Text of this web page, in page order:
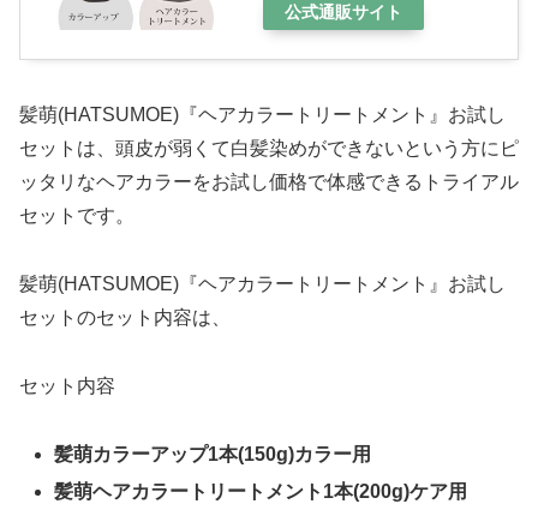
公式通販サイト
髪萌(HATSUMOE)『ヘアカラートリートメント』お試し
セットは、頭皮が弱くて白髪染めができないという方にピ
ッタリなヘアカラーをお試し価格で体感できるトライアル
セットです。
髪萌(HATSUMOE)『ヘアカラートリートメント』お試し
セットのセット内容は、
セット内容
髪萌カラーアップ1本(150g)カラー用
髪萌ヘアカラートリートメント1本(200g)ケア用